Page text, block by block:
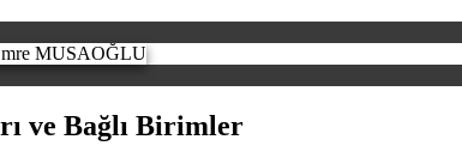
ve Bağlı Birimler